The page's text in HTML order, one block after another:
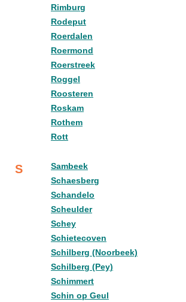
Rimburg
Rodeput
Roerdalen
Roermond
Roerstreek
Roggel
Roosteren
Roskam
Rothem
Rott
S
Sambeek
Schaesberg
Schandelo
Scheulder
Schey
Schietecoven
Schilberg (Noorbeek)
Schilberg (Pey)
Schimmert
Schin op Geul